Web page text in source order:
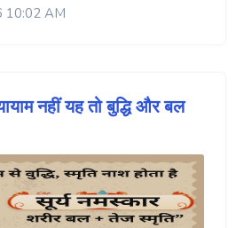
10:02 AM
नहीं यह तो बुद्धि और बल